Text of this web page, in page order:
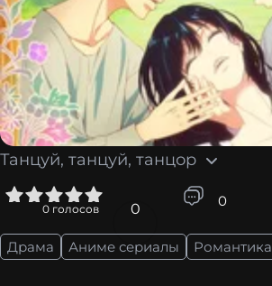
Танцуй, танцуй, танцор
0 голосов 0 0
Драма Аниме сериалы Романтика